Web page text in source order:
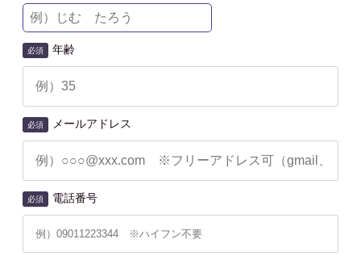
必須 年齢
必須 メールアドレス
必須 電話番号